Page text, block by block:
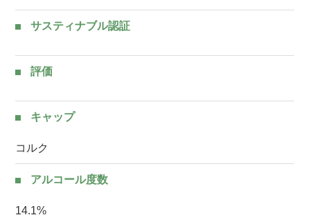
サスティナブル認証
評価
キャップ
コルク
アルコール度数
14.1%